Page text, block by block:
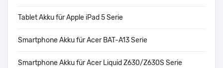
Tablet Akku für Apple iPad 5 Serie
Smartphone Akku für Acer BAT-A13 Serie
Smartphone Akku für Acer Liquid Z630/Z630S Serie